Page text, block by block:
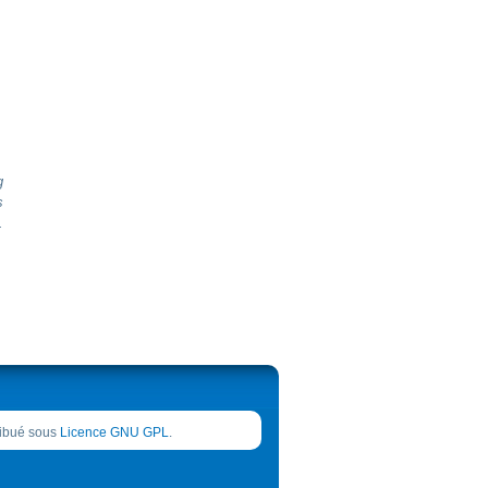
sous Licence GNU GPL.